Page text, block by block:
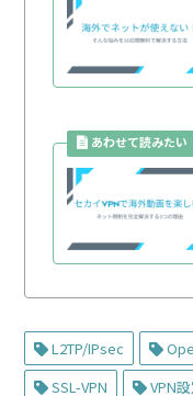
L2TP/IPsec
SSL-VPN
VPN